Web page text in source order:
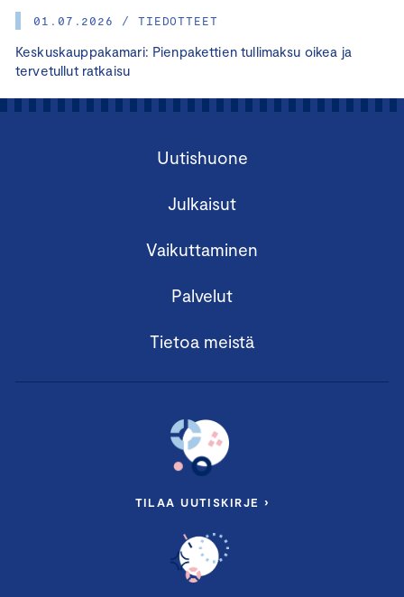
01.07.2026 / TIEDOTTEET
Keskuskauppakamari: Pienpakettien tullimaksu oikea ja
tervetullut ratkaisu
Uutishuone
Julkaisut
Vaikuttaminen
Palvelut
Tietoa meistä
TILAA UUTISKIRJE ›